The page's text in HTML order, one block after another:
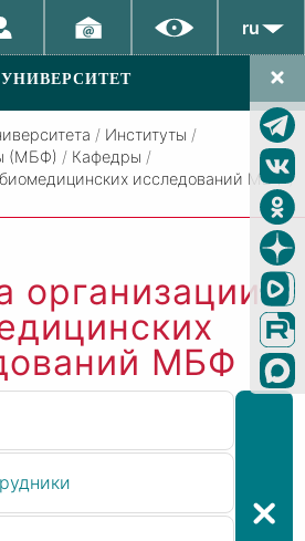
ru
/ Институты /
(МБФ) / Кафедры /
исследований МБФ /
организации
МБФ